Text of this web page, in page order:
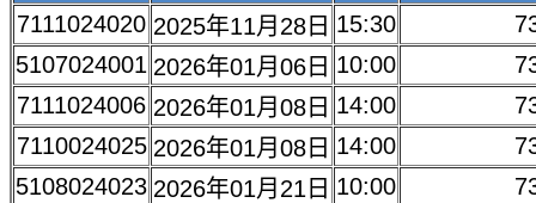
7111024020 2025年11月28日 15:30
5107024001 2026年01月06日 10:00
7111024006 2026年01月08日 14:00
7110024025 2026年01月08日 14:00
5108024023 2026年01月21日 10:00